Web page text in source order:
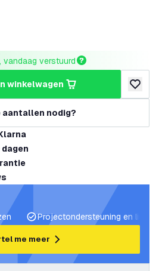
verstuurd
in winkelwagen
aantallen nodig?
Projectondersteuning en
me meer